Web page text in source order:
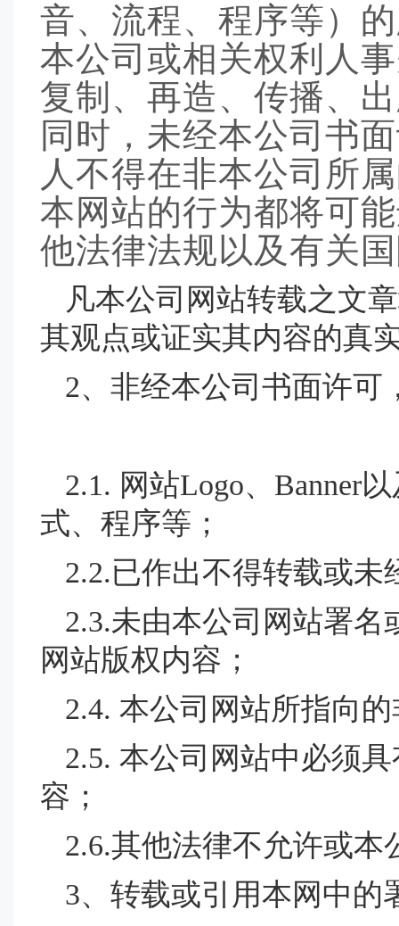
音、流程、程序等）
本公司或相关权利人
复制、再造、传播、
同时，未经本公司书
人不得在非本公司所
本网站的行为都将可
他法律法规以及有关
凡本公司网站转载之文
其观点或证实其内容的真
2、非经本公司书面许可
2.1. 网站Logo、Banner
式、程序等；
2.2.已作出不得转载或
2.3.未由本公司网站署
网站版权内容；
2.4. 本公司网站所指向
2.5. 本公司网站中必须
容；
2.6.其他法律不允许或
3、转载或引用本网中的